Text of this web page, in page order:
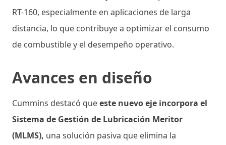
RT-160, especialmente en aplicaciones de larga
distancia, lo que contribuye a optimizar el consumo
de combustible y el desempeño operativo.
Avances en diseño
Cummins destacó queeste nuevo eje incorpora el
Sistema de Gestión de Lubricación Meritor
(MLMS), una solución pasiva que elimina la